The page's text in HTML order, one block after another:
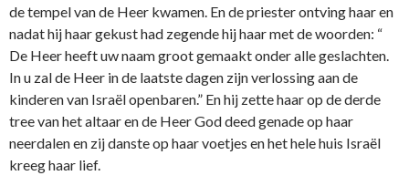
de tempel van de Heer kwamen. En de priester o­ntving haar en
nadat hij haar gekust had zegende hij haar met de woorden: “
De Heer heeft uw naam groot gemaakt o­nder alle geslachten.
In u zal de Heer in de laatste dagen zijn verlossing aan de
kinderen van Israël openbaren.” En hij zette haar op de derde
tree van het altaar en de Heer God deed genade op haar
neerdalen en zij danste op haar voetjes en het hele huis Israël
kreeg haar lief.